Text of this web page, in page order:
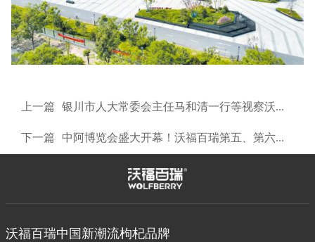
上一篇 银川市人大常委会主任马和清一行等视察沃福百瑞
下一篇 中阿博览会盛大开幕！沃福百瑞第五、第六连续两届成为官方指定枸杞品牌
沃福百瑞中国新潮流枸杞品牌